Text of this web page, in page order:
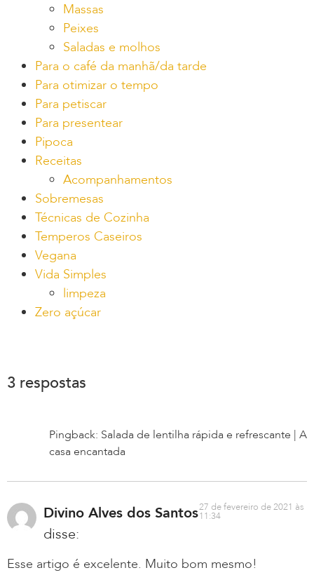
Massas
Peixes
Saladas e molhos
Para o café da manhã/da tarde
Para otimizar o tempo
Para petiscar
Para presentear
Pipoca
Receitas
Acompanhamentos
Sobremesas
Técnicas de Cozinha
Temperos Caseiros
Vegana
Vida Simples
limpeza
Zero açúcar
3 respostas
Pingback: Salada de lentilha rápida e refrescante | A
casa encantada
Divino Alves dos Santos
disse:
27 de fevereiro de 2021 às
11:34
Esse artigo é excelente. Muito bom mesmo!